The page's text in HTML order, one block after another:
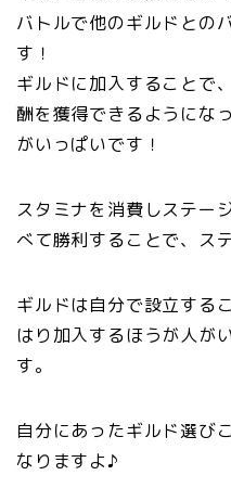
バトルで他のギルドとの
す！
ギルドに加入することで
酬を獲得できるようにな
がいっぱいです！
スタミナを消費しステー
べて勝利することで、ス
ギルドは自分で設立する
はり加入するほうが人が
す。
自分にあったギルド選び
なりますよ♪